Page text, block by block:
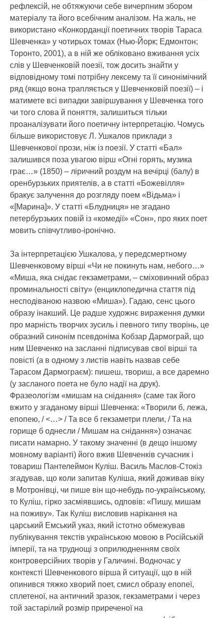
рефлексій, не обтяжуючи себе вичерпним збором
матеріалу та його всебічним аналізом. На жаль, не
використано «Конкорданції поетичних творів Тараса
Шевченка» у чотирьох томах (Нью-Йорк; Едмонтон;
Торонто, 2001), а в ній же обліковано вживання усіх
слів у Шевченковій поезії, тож досить знайти у
відповідному томі потрібну лексему та її синонімічний
ряд (якщо вона трапляється у Шевченковій поезії) – і
матимете всі випадки завіршування у Шевченка того
чи того слова й поняття, залишиться тільки
проаналізувати його поетичну інтерпретацію. Чомусь
більше використовує Л. Ушкалов приклади з
Шевченкової прози, ніж із поезії. У статті «Бал»
залишився поза увагою вірш «Огні горять, музика
грає…» (1850) – ліричний роздум на вечірці (балу) в
оренбурзьких приятелів, а в статті «Божевілля»
бракує залучення до розгляду поем «Відьма» і
«[Марина]». У статті «Блудниця» не згадано
петербурзьких повій із «комедії» «Сон», про яких поет
мовить співчутливо-іронічно.
За інтерпретацією Ушкалова, у передсмертному
Шевченковому вірші «Чи не покинуть нам, небого…»
«Миша, яка снідає гекзаметрами, – сміховинний образ
проминальності світу» (енциклопедична стаття під
несподіваною назвою «Миша»). Гадаю, сенс цього
образу інакший. Це радше художнє вираження думки
про марність творчих зусиль і певного типу творінь, це
образний синонім псевдоніма Кобзар Дармограй, що
ним Шевченко на засланні підписував свої вірші та
повісті (а в одному з листів навіть назвав себе
Тарасом Дармограєм): пишеш, твориш, а все даремно
(у засланого поета не було надії на друк).
Фразеологізм «мишам на снідання» (саме так його
вжито у згаданому вірші Шевченка: «Творили б, лежа,
епопею, / <…> / Та все б гекзаметри плели, / Та на
горище б однесли / Мишам на снідання») означає
писати намарно. У такому значенні (в дещо іншому
мовному варіанті) його вжив Шевченків сучасник і
товариш Пантелеймон Куліш. Василь Маслов-Стокіз
згадував, що коли запитав Куліша, який доживав віку
в Мотронівці, чи пише він що-небудь по-українському,
то Куліш, гірко засміявшись, одповів: «Пишу, мишам
на поживу». Так Куліш висловив нарікання на
царський Емський указ, який істотно обмежував
публікування текстів українською мовою в Російській
імперії, та на труднощі з оприлюдненням своїх
контроверсійних творів у Галичині. Водночас у
контексті Шевченкового вірша й ситуації, що в ній
опинився тяжко хворий поет, смисл образу епопеї,
сплетеної, на античний зразок, гекзаметрами і через
той застарілий розмір приреченої на